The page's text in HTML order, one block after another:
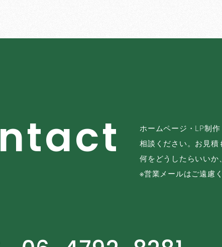
ntact
ホームページ・LP制
相談ください。お見積
何をどうしたらいいか
※営業メールはご遠慮く